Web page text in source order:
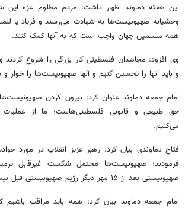
این هفته دماوند اظهار داشت: مردم مظلوم غزه این
وحشیانه صهیونیست‌ها به شهادت می‌رسند و فریاد یا
همه مسلمین جهان واجب است که به آنها کمک کنند.
وی افزود: مجاهدان فلسطینی کار بزرگی را شروع کردند
و باید آنها را تحسین کنیم و آنها صهیونیست‌ها را خوار و
امام جمعه دماوند عنوان کرد: بیرون کردن
حق طبیعی و قانونی فلسطینی‌هاست؛ ما از
می‌کنیم.
فتاح دماوندی بیان کرد: رهبر عزیز انقلاب در مورد
فرمودند؛ صهیونیست‌ها محتمل شکست غیرقابل
صهیونیستی بعد از ۱۵ مهر دیگر رژیم صهیونیستی قبل نیست.
امام جمعه دماوند بیان کرد: همه باید مراقب